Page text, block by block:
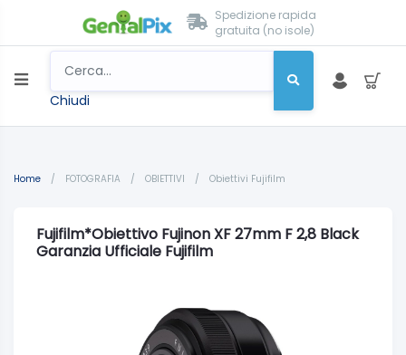
Spedizione rapida
gratuita (no isole)
Chiudi
Home / FOTOGRAFIA / OBIETTIVI / Obiettivi Fujifilm
Fujifilm*Obiettivo Fujinon XF 27mm F 2,8 Black
Garanzia Ufficiale Fujifilm